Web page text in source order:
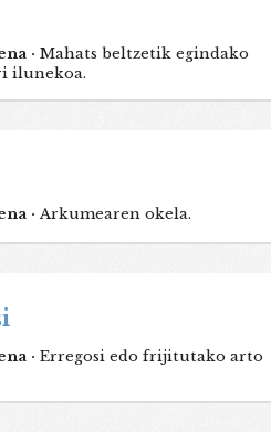
· Mahats beltzetik egindako
ilunekoa.
· Arkumearen okela.
· Erregosi edo frijitutako arto